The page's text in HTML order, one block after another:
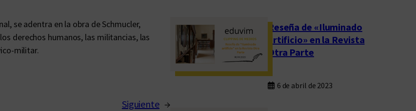
se adentra en la obra de Schmucler,
derechos humanos, las militancias, las
militar.
Siguiente →
Reseña de «Iluminado
artificio» en la Revista
Otra Parte
6 de abril de 2023